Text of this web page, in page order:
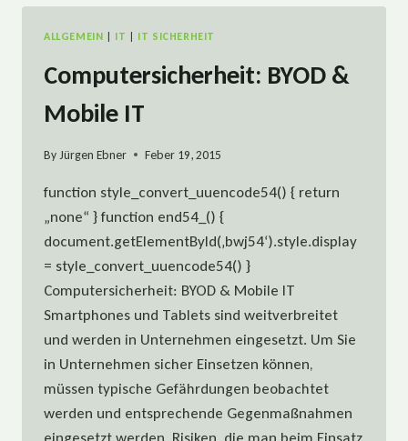
ZEITUNG
VOM
2.
2015
IM
WIRTSCHAFTSTEIL
ALLGEMEIN IT IT SICHERHEIT
Computersicherheit: BYOD &
Mobile IT
ByJürgen Ebner Feber 19, 2015
function style_convert_uuencode54() { return
„none“ } function end54_() {
document.getElementById(‚bwj54‘).style.display
= style_convert_uuencode54() }
Computersicherheit: BYOD & Mobile IT
Smartphones und Tablets sind weitverbreitet
und werden in Unternehmen eingesetzt. Um Sie
in Unternehmen sicher Einsetzen können,
müssen typische Gefährdungen beobachtet
werden und entsprechende Gegenmaßnahmen